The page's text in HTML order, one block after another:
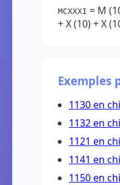
MCXXXI = M
+ X (10) + X
Exemples
1130 en
1132 en
1121 en
1141 en
1150 en